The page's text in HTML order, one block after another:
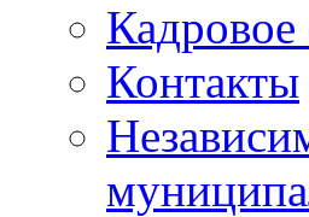
Кадровое
Контакты